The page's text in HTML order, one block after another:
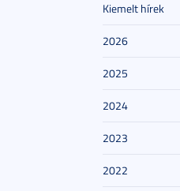
Kiemelt hírek
2026
2025
2024
2023
2022